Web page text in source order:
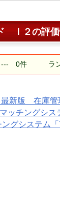
Ｉ２の評
--- 0件 ラン
新版 在庫管理
ッチングシス
グシステム